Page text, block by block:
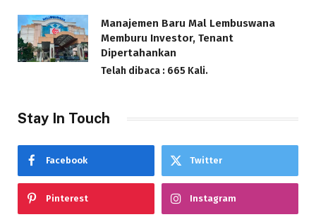
Manajemen Baru Mal Lembuswana
Memburu Investor, Tenant
Dipertahankan
Telah dibaca : 665 Kali.
Stay In Touch
Facebook Twitter
Pinterest Instagram